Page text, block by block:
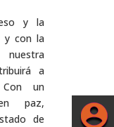
y la
y con la
nuestra
a
un
paz,
de